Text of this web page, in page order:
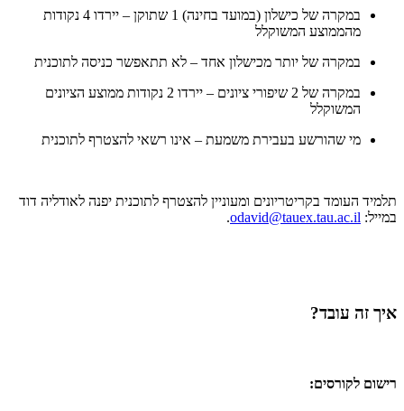
במקרה של כישלון (במועד בחינה) 1 שתוקן – יירדו 4 נקודות
מהממוצע המשוקלל
במקרה של יותר מכישלון אחד – לא תתאפשר כניסה לתוכנית
במקרה של 2 שיפורי ציונים – יירדו 2 נקודות ממוצע הציונים
המשוקלל
מי שהורשע בעבירת משמעת – אינו רשאי להצטרף לתוכנית
תלמיד העומד בקריטריונים ומעוניין להצטרף לתוכנית יפנה לאודליה דוד
במייל: odavid@tauex.tau.ac.il
.
איך זה עובד?
רישום לקורסים: